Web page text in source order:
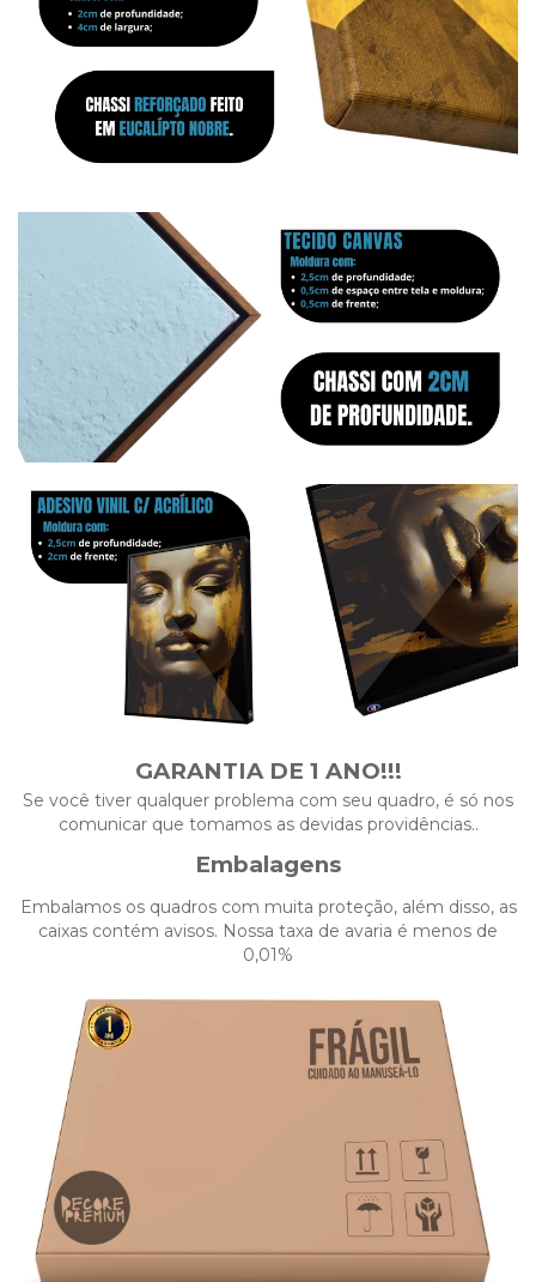
GARANTIA DE 1 ANO!!!
Se você tiver qualquer problema com seu quadro, é só nos
comunicar que tomamos as devidas providências..
Embalagens
Embalamos os quadros com muita proteção, além disso, as
caixas contém avisos. Nossa taxa de avaria é menos de
0,01%